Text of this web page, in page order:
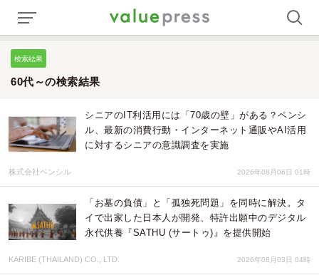
検索結果
60代～の検索結果
シニアのIT利活用には「70歳の壁」がある？ペンシ
ル、最新の消費行動・インターネット通販やAI活用
に対するシニアの意識調査を実施
株式会社ペンシル 2026年08月06日 01時
「お墓の負債」と「孤独死問題」を同時に解決。タ
イで出家した日本人が開発、特許出願中のデジタル
永代供養『SATHU (サートゥ)』を提供開始
KARIBE (THAILAND) CO., LTD. 2026年08月03日 04時